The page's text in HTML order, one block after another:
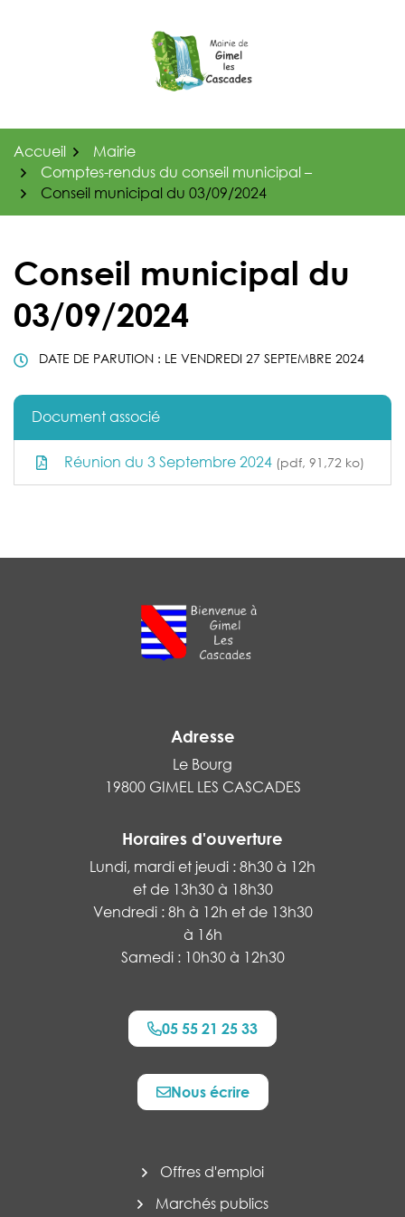
Accueil
Mairie
Comptes-rendus du conseil municipal –
Conseil municipal du 03/09/2024
Conseil municipal du
03/09/2024
DATE DE PARUTION : LE VENDREDI 27 SEPTEMBRE 2024
Document associé
Réunion du 3 Septembre 2024 (pdf, 91,72 ko)
Adresse
Le Bourg
19800 GIMEL LES CASCADES
Horaires d'ouverture
Lundi, mardi et jeudi : 8h30 à 12h
et de 13h30 à 18h30
Vendredi : 8h à 12h et de 13h30
à 16h
Samedi : 10h30 à 12h30
05 55 21 25 33
Nous écrire
Offres d'emploi
Marchés publics